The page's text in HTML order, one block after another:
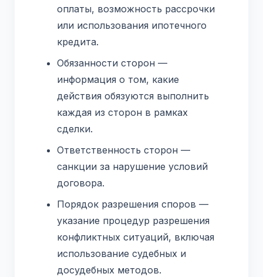
оплаты, возможность рассрочки
или использования ипотечного
кредита.
Обязанности сторон —
информация о том, какие
действия обязуются выполнить
каждая из сторон в рамках
сделки.
Ответственность сторон —
санкции за нарушение условий
договора.
Порядок разрешения споров —
указание процедур разрешения
конфликтных ситуаций, включая
использование судебных и
досудебных методов.